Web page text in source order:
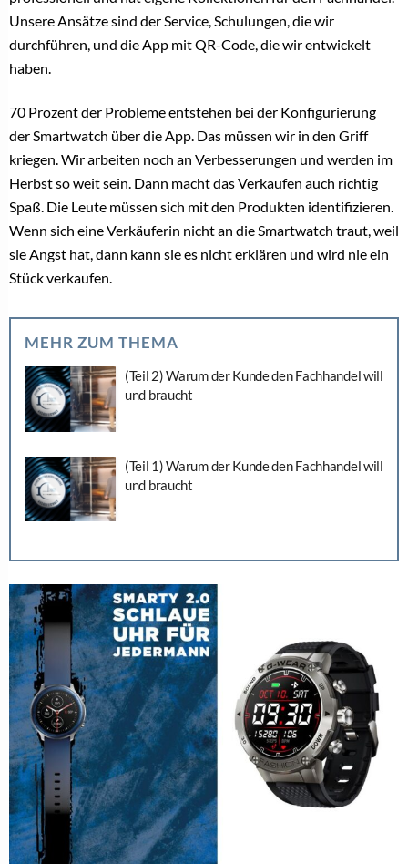
Unsere Ansätze sind der Service, Schulungen, die wir
durchführen, und die App mit QR-Code, die wir entwickelt
haben.
70 Prozent der Probleme entstehen bei der Konfigurierung
der Smartwatch über die App. Das müssen wir in den Griff
kriegen. Wir arbeiten noch an Verbesserungen und werden im
Herbst so weit sein. Dann macht das Verkaufen auch richtig
Spaß. Die Leute müssen sich mit den Produkten identifizieren.
Wenn sich eine Verkäuferin nicht an die Smartwatch traut, weil
sie Angst hat, dann kann sie es nicht erklären und wird nie ein
Stück verkaufen.
MEHR ZUM THEMA
(Teil 2) Warum der Kunde den Fachhandel will
und braucht
(Teil 1) Warum der Kunde den Fachhandel will
und braucht